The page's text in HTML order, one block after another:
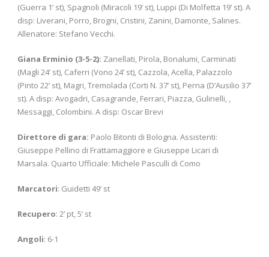
(Guerra 1’ st), Spagnoli (Miracoli 19’ st), Luppi (Di Molfetta 19’ st). A
disp: Liverani, Porro, Brogni, Cristini, Zanini, Damonte, Salines.
Allenatore: Stefano Vecchi.
Giana Erminio (3-5-2): Zanellati, Pirola, Bonalumi, Carminati
(Magli 24’ st), Caferri (Vono 24’ st), Cazzola, Acella, Palazzolo
(Pinto 22’ st), Magri, Tremolada (Corti N. 37’ st), Perna (D’Ausilio 37’
st). A disp: Avogadri, Casagrande, Ferrari, Piazza, Gulinelli, ,
Messaggi, Colombini. A disp: Oscar Brevi
Direttore di gara: Paolo Bitonti di Bologna. Assistenti:
Giuseppe Pellino di Frattamaggiore e Giuseppe Licari di
Marsala. Quarto Ufficiale: Michele Pasculli di Como
Marcatori: Guidetti 49’ st
Recupero: 2’ pt, 5’ st
Angoli: 6-1